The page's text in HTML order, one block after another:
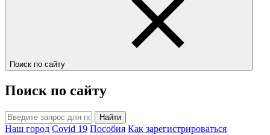
Поиск по сайту
Поиск по сайту
Найти
Наш город Covid 19 Пособия Как зарегистрироваться